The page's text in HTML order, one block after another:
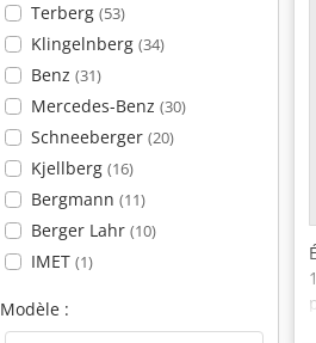
Terberg (53)
Klingelnberg (34)
Benz (31)
Mercedes-Benz (30)
Schneeberger (20)
Kjellberg (16)
Bergmann (11)
Berger Lahr (10)
IMET (1)
Modèle :